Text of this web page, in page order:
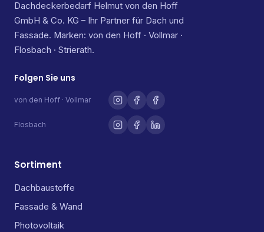
Dachdeckerbedarf Helmut von den Hoff
GmbH & Co. KG – Ihr Partner für Dach und
Fassade. Marken: von den Hoff · Vollmar ·
Flosbach · Strierath.
Folgen Sie uns
von den Hoff · Vollmar
Flosbach
Sortiment
Dachbaustoffe
Fassade & Wand
Photovoltaik